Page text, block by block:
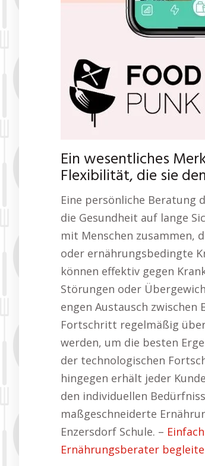
Ein wesentliches
Flexibilität, die sie
Eine persönliche Beratung
die Gesundheit auf lange
mit Menschen zusammen,
oder ernährungsbedingte
können effektiv gegen
Störungen oder
engen Austausch
Fortschritt regelmäßig
werden, um die besten
der technologischen
hingegen erhält jeder
den individuellen
maßgeschneiderte
Enzersdorf Schule. –
Ernährungsberater